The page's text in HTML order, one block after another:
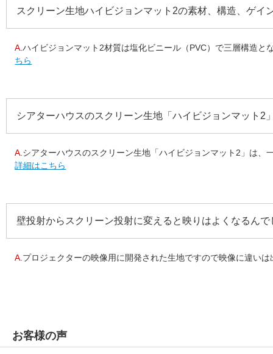
スクリーン生地ハイビジョンマット2の素材、構造、ゲイ
A.ハイビジョンマット2材質は塩化ビニール（PVC）で三層構造
ちら
シアターハウスのスクリーン生地「ハイビジョンマット2
A.シアターハウスのスクリーン生地「ハイビジョンマット2」は
詳細はこちら
壁投射からスクリーン投射に変えると映りはよくなるんで
A.プロジェクターの映像用に開発された生地ですので映像に違
お客様の声